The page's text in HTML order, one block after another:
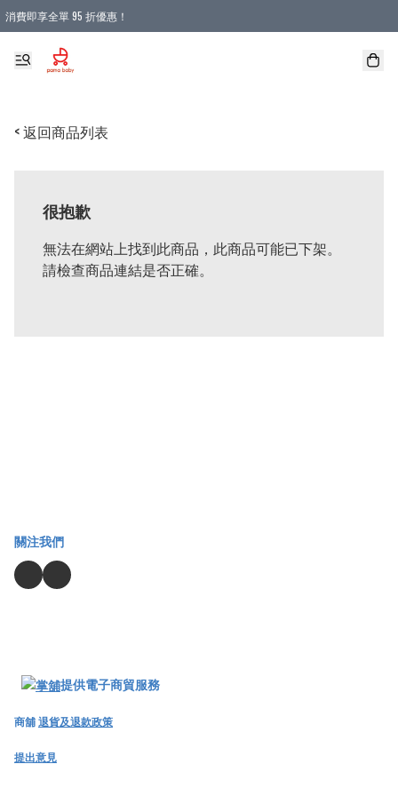
消費即享全單 95 折優惠！
購物滿 HKD 900.00即享免運費優惠！（適用於 本地送貨、本地取貨 )
< 返回商品列表
很抱歉
無法在網站上找到此商品，此商品可能已下架。
請檢查商品連結是否正確。
關注我們
提供電子商貿服務
商舖退貨及退款政策
提出意見